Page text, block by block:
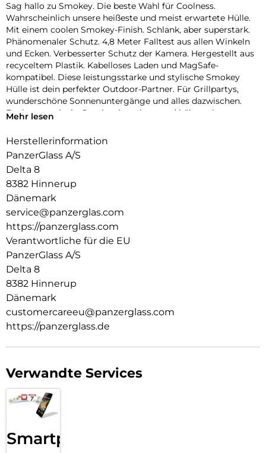
Sag hallo zu Smokey. Die beste Wahl für Coolness.
Wahrscheinlich unsere heißeste und meist erwartete Hülle.
Mit einem coolen Smokey-Finish. Schlank, aber superstark.
Phänomenaler Schutz. 4,8 Meter Falltest aus allen Winkeln
und Ecken. Verbesserter Schutz der Kamera. Hergestellt aus
recyceltem Plastik. Kabelloses Laden und MagSafe-
kompatibel. Diese leistungsstarke und stylische Smokey
Hülle ist dein perfekter Outdoor-Partner. Für Grillpartys,
wunderschöne Sonnenuntergänge und alles dazwischen.
Egal wo, egal wie, Smokey ist robust und hält auch extremen
CARE CARE ist eine verspielte und schützende internationale
Tech- und Lifestyle-Marke, die aus den hochwertigsten
Materialien hergestellt und von Mode-, Kunst- und
Musiktrends beeinflusst wird. Wir kümmern uns um
Menschen und die Welt, in der wir leben. Wir legen Wert auf
Nachhaltigkeit und Selbstdarstellung. Wir kümmern uns um
Technik und die Lebensdauer von Technik. Verwandle dein
Handy in ein stilvoll geschütztes Accessoire. Zeig der Welt,
dass du dich um sie sorgst.
Mehr lesen
Herstellerinformation
PanzerGlass A/S
Delta 8
8382 Hinnerup
Dänemark
service@panzerglas.com
https://panzerglass.com
Verantwortliche für die EU
PanzerGlass A/S
Delta 8
8382 Hinnerup
Dänemark
customercareeu@panzerglass.com
https://panzerglass.de
Verwandte Services
Smartphone